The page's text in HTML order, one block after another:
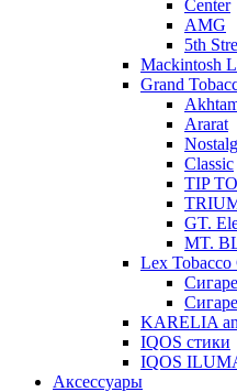
Center
AMG
5th
Mackintosh
Grand
Ararat
Classic
TIP
GT.
MT.
Lex Tobacco
KARELIA
IQOS стики
IQOS
Аксессуары